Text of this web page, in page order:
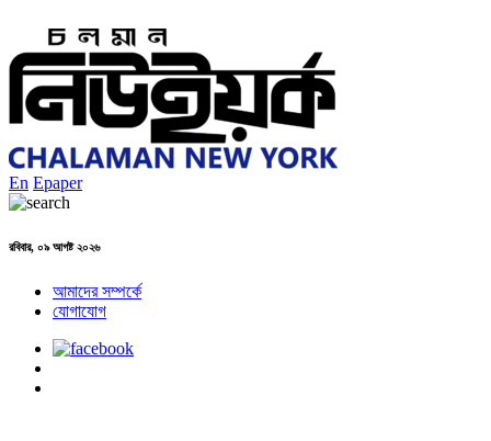
En Epaper
রবিবার, ০৯ আগষ্ট ২০২৬
আমাদের সম্পর্কে
যোগাযোগ